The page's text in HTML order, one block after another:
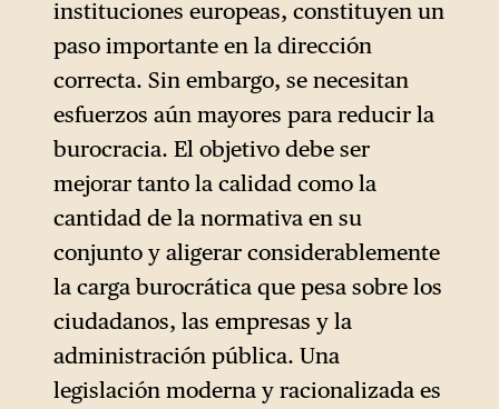
declaración redundantes,
racionalizar los
procedimientos) es un
ejercicio legítimo y a menudo
necesario. Mejora la calidad
de la normativa sin mermar
su ambición ni su alcance. Por
el contrario, la
desregulación
debilita o suprime normas de
fondo: rebaja los estándares,
reduce las obligaciones y
instituciones europeas, constituyen un
paso importante en la dirección
correcta. Sin embargo, se necesitan
esfuerzos aún mayores para reducir la
burocracia. El objetivo debe ser
mejorar tanto la calidad como la
cantidad de la normativa en su
conjunto y aligerar considerablemente
la carga burocrática que pesa sobre los
ciudadanos, las empresas y la
administración pública. Una
legislación moderna y racionalizada es